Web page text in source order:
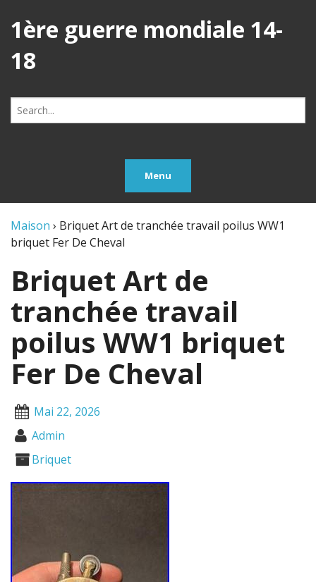
1ère guerre mondiale 14-
18
Search
for:
Menu
Maison › Briquet Art de tranchée travail poilus WW1
briquet Fer De Cheval
Briquet Art de
tranchée travail
poilus WW1 briquet
Fer De Cheval
Mai 22, 2026
Admin
Briquet